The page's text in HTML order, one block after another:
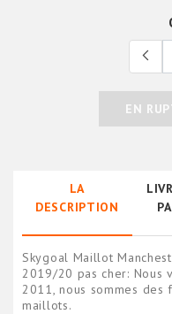
EN
LA
DESCRIPTION
Skygoal Maillot
2019/20 pas cher: Nous
2011, nous sommes
maillots.